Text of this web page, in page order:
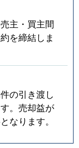
主・買主間
を締結しま
の引き渡し
。売却益が
なります。